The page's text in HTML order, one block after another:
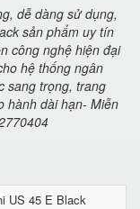
dễ dàng sử dụng,
sản phẩm uy tín
công nghệ hiện đại
hệ thống ngân
sang trọng, trang
hành dài hạn- Miễn
US 45 E Black